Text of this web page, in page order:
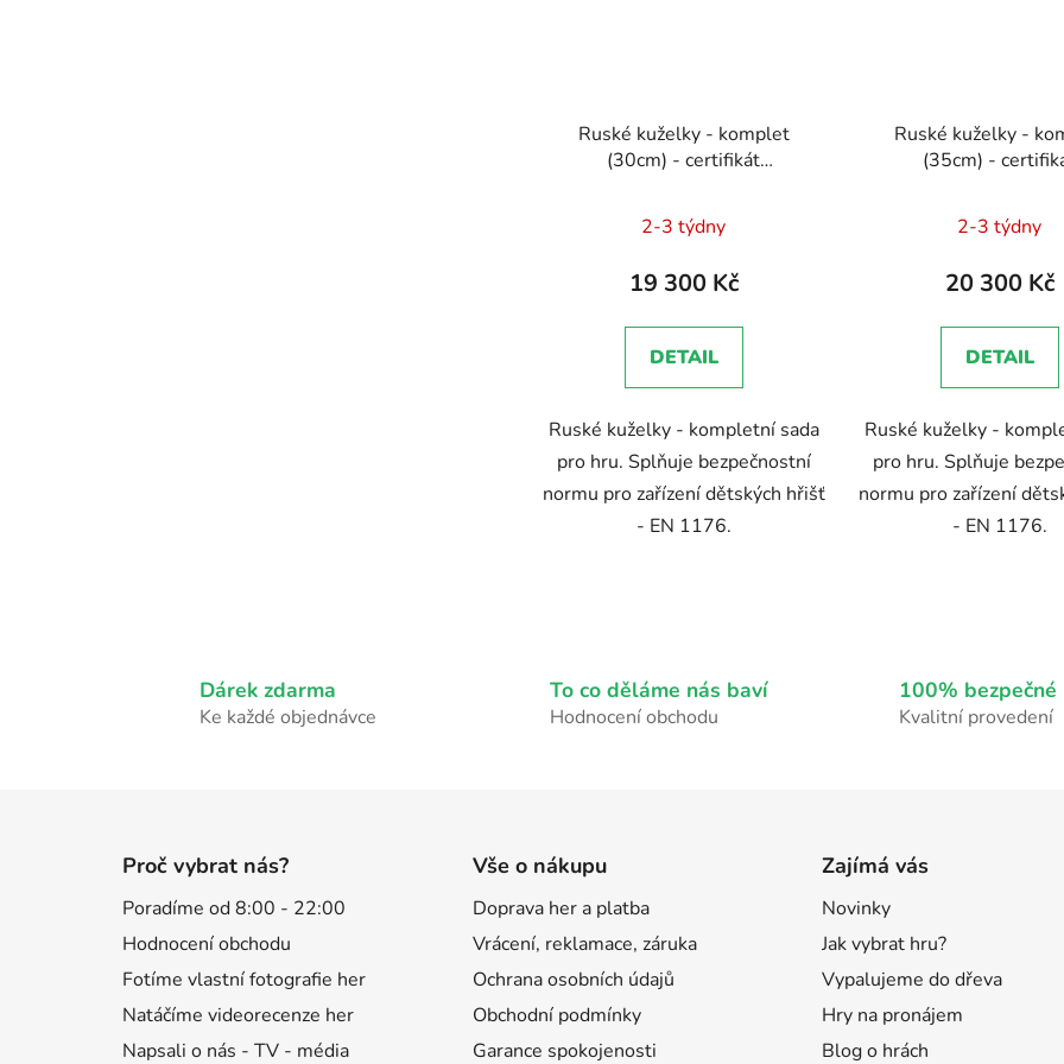
Ruské kuželky - komplet
(30cm) - certifikát
Technická zpráva, Brožura,
Školení zaměstnanců
hodnocení
produktu
5,0
z
hvězdiček.
2-3 týdny
19 300 Kč
DETAIL
Ruské kuželky - kompletní sada
pro hru. Splňuje bezpečnostní
normu pro zařízení dětských hřišť
- EN 1176.
Ruské kuželky -
(35cm) -
Technická zpráva,
Školení
produktu
5,0
z
2-3 týdny
20 300 Kč
DETAIL
Ruské kuželky -
pro hru. Splňuje
normu pro zařízení
- EN 1176.
á
d
ý
Dárek zdarma
Ke každé objednávce
To co děláme nás baví
Hodnocení obchodu
100% bezpečné
Kvalitní provedení
Proč vybrat nás?
Poradíme od 8:00 - 22:00
Hodnocení obchodu
Fotíme vlastní fotografie her
Natáčíme videorecenze her
Napsali o nás - TV - média
Vše o nákupu
Doprava her a platba
Vrácení, reklamace, záruka
Ochrana osobních údajů
Obchodní podmínky
Garance spokojenosti
Zajímá vás
Novinky
Jak vybrat hru?
Vypalujeme do dřeva
Hry na pronájem
Blog o hrách